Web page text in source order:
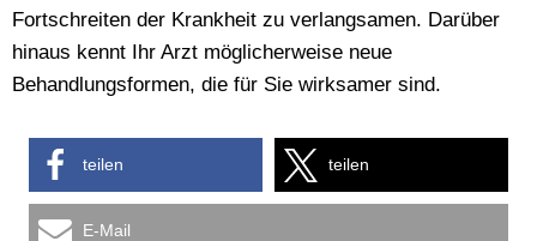
Fortschreiten der Krankheit zu verlangsamen. Darüber
hinaus kennt Ihr Arzt möglicherweise neue
Behandlungsformen, die für Sie wirksamer sind.
teilen teilen
E-Mail